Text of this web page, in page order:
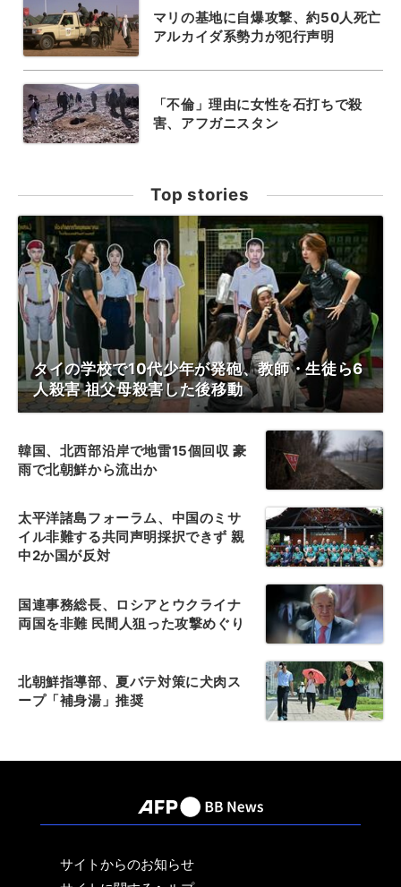
マリの基地に自爆攻撃、約50人死亡
アルカイダ系勢力が犯行声明
「不倫」理由に女性を石打ちで殺
害、アフガニスタン
Top stories
タイの学校で10代少年が発砲、教師・生徒ら6
人殺害 祖父母殺害した後移動
韓国、北西部沿岸で地雷15個回収 豪
雨で北朝鮮から流出か
太平洋諸島フォーラム、中国のミサ
イル非難する共同声明採択できず 親
中2か国が反対
国連事務総長、ロシアとウクライナ
両国を非難 民間人狙った攻撃めぐり
北朝鮮指導部、夏バテ対策に犬肉ス
ープ「補身湯」推奨
サイトからのお知らせ